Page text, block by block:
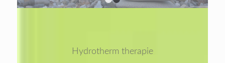
1 2
Hydrotherm therapie